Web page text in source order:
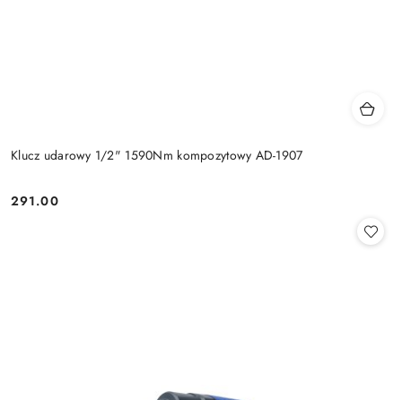
Klucz udarowy 1/2" 1590Nm kompozytowy AD-1907
Cena:
291.00